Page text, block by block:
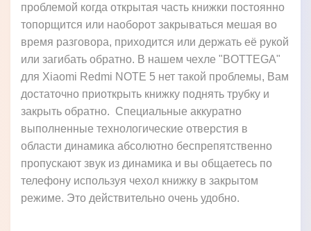
проблемой когда открытая часть книжки постоянно
топорщится или наоборот закрываться мешая во
время разговора, приходится или держать её рукой
или загибать обратно. В нашем чехле "BOTTEGA"
для Xiaomi Redmi NOTE 5 нет такой проблемы, Вам
достаточно приоткрыть книжку поднять трубку и
закрыть обратно. Специальные аккуратно
выполненные технологические отверстия в
области динамика абсолютно беспрепятственно
пропускают звук из динамика и вы общаетесь по
телефону используя чехол книжку в закрытом
режиме. Это действительно очень удобно.